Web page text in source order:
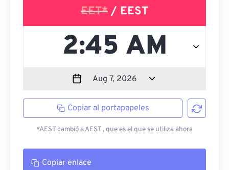
EET* / EEST
Copiar al portapapeles
*AEST cambió a AEST , que es el que se utiliza ahora
Copiar enlace